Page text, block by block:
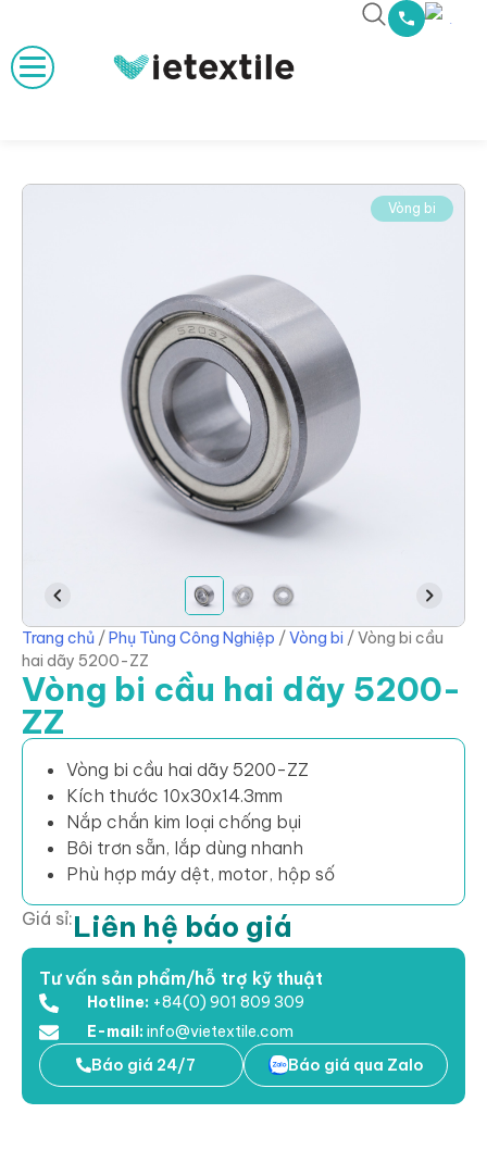
Vòng bi
Trang chủ / Phụ Tùng Công Nghiệp / Vòng bi / Vòng bi cầu
hai dãy 5200-ZZ
Vòng bi cầu hai dãy 5200-
ZZ
Vòng bi cầu hai dãy 5200-ZZ
Kích thước 10x30x14.3mm
Nắp chắn kim loại chống bụi
Bôi trơn sẵn, lắp dùng nhanh
Phù hợp máy dệt, motor, hộp số
Giá sỉ:Liên hệ báo giá
Tư vấn sản phẩm/hỗ trợ kỹ thuật
Hotline: +84(0) 901 809 309
E-mail: info@vietextile.com
Báo giá 24/7
Báo giá qua Zalo